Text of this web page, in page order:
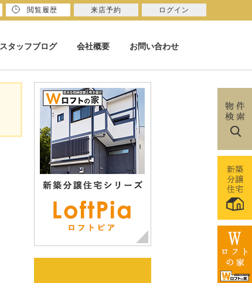
スタッフブログ 会社概要 お問い合わせ
閲覧履歴 来店予約 ログイン